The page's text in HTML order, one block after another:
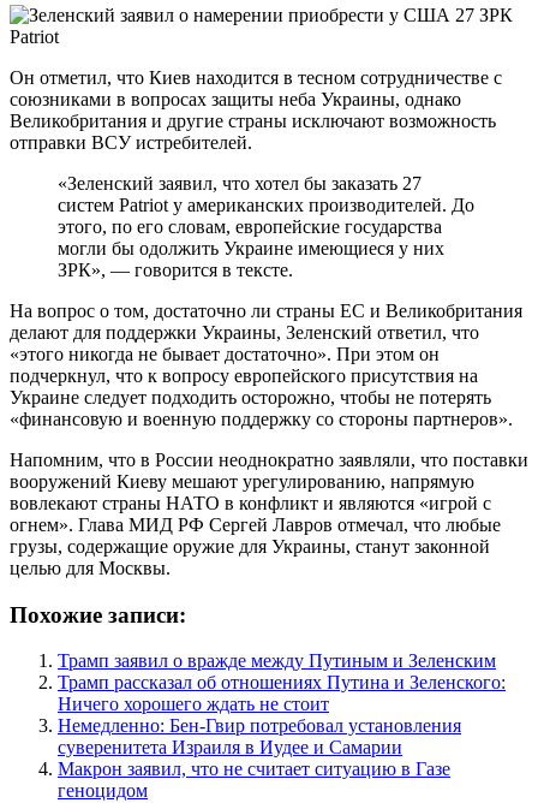
Он отметил, что Киев находится в тесном сотрудничестве с
союзниками в вопросах защиты неба Украины, однако
Великобритания и другие страны исключают возможность
отправки ВСУ истребителей.
«Зеленский заявил, что хотел бы заказать 27
систем Patriot у американских производителей. До
этого, по его словам, европейские государства
могли бы одолжить Украине имеющиеся у них
ЗРК», — говорится в тексте.
На вопрос о том, достаточно ли страны ЕС и Великобритания
делают для поддержки Украины, Зеленский ответил, что
«этого никогда не бывает достаточно». При этом он
подчеркнул, что к вопросу европейского присутствия на
Украине следует подходить осторожно, чтобы не потерять
«финансовую и военную поддержку со стороны партнеров».
Напомним, что в России неоднократно заявляли, что поставки
вооружений Киеву мешают урегулированию, напрямую
вовлекают страны НАТО в конфликт и являются «игрой с
огнем». Глава МИД РФ Сергей Лавров отмечал, что любые
грузы, содержащие оружие для Украины, станут законной
целью для Москвы.
Похожие записи:
Трамп заявил о вражде между Путиным и Зеленским
Трамп рассказал об отношениях Путина и Зеленского:
Ничего хорошего ждать не стоит
Немедленно: Бен-Гвир потребовал установления
суверенитета Израиля в Иудее и Самарии
Макрон заявил, что не считает ситуацию в Газе
геноцидом